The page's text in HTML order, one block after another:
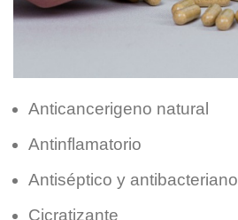
Anticancerigeno natural
Antinflamatorio
Antiséptico y antibacteriano
Cicratizante